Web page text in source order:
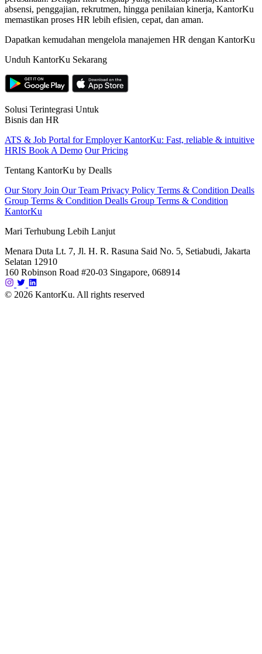
absensi, penggajian, rekrutmen, hingga penilaian kinerja, KantorKu
memastikan proses HR lebih efisien, cepat, dan aman.
Dapatkan kemudahan mengelola manajemen HR dengan KantorKu
Unduh KantorKu Sekarang
Solusi Terintegrasi Untuk
Bisnis dan HR
ATS & Job Portal for EmployerKantorKu: Fast, reliable & intuitive
HRIS Book A Demo Our Pricing
Tentang KantorKu by Dealls
Our Story Join Our Team Privacy Policy Terms & Condition Dealls
Group Terms & Condition Dealls Group Terms & Condition
KantorKu
Mari Terhubung Lebih Lanjut
Menara Duta Lt. 7, Jl. H. R. Rasuna Said No. 5, Setiabudi, Jakarta
Selatan 12910
160 Robinson Road #20-03 Singapore, 068914
© 2026 KantorKu. All rights reserved